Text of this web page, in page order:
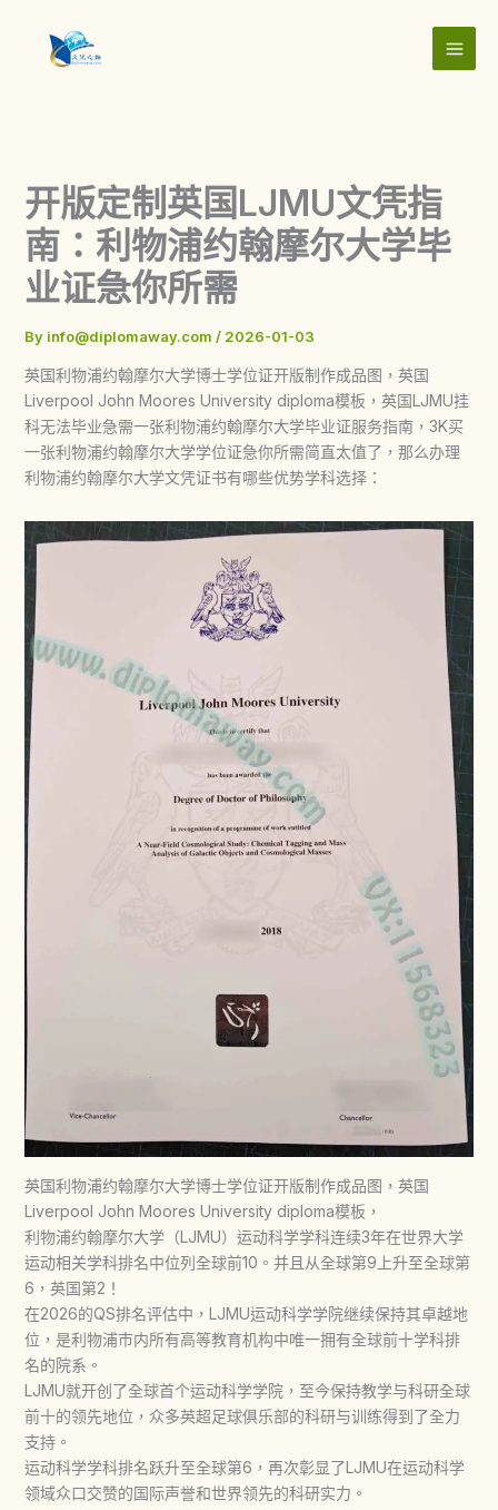
content
开版定制英国LJMU文凭指
南：利物浦约翰摩尔大学毕
业证急你所需
By info@diplomaway.com / 2026-01-03
英国利物浦约翰摩尔大学博士学位证开版制作成品图，英国
Liverpool John Moores University diploma模板，英国LJMU挂
科无法毕业急需一张利物浦约翰摩尔大学毕业证服务指南，3K买
一张利物浦约翰摩尔大学学位证急你所需简直太值了，那么办理
利物浦约翰摩尔大学文凭证书有哪些优势学科选择：
英国利物浦约翰摩尔大学博士学位证开版制作成品图，英国
Liverpool John Moores University diploma模板，
利物浦约翰摩尔大学（LJMU）运动科学学科连续3年在世界大学
运动相关学科排名中位列全球前10。并且从全球第9上升至全球第
6，英国第2！
在2026的QS排名评估中，LJMU运动科学学院继续保持其卓越地
位，是利物浦市内所有高等教育机构中唯一拥有全球前十学科排
名的院系。
LJMU就开创了全球首个运动科学学院，至今保持教学与科研全球
前十的领先地位，众多英超足球俱乐部的科研与训练得到了全力
支持。
运动科学学科排名跃升至全球第6，再次彰显了LJMU在运动科学
领域众口交赞的国际声誉和世界领先的科研实力。